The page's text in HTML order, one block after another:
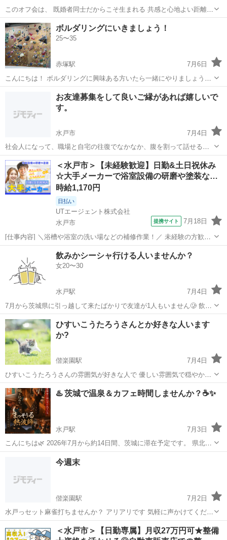
このオフ会は、 既婚者同士だからこそ生まれる 共感と心地よい距離感
を大切にしています。 家庭や仕事の話を、 無理に取り繕わず話せる相
手は意外と少ないもの。 同じ立場だからこそ、自然に会話が続きます
😊 会場...
茨城 水戸市 友達
ボルダリングにいきましょう！
25〜35
赤塚駅
7月6日
こんにちは！ ボルダリングに興味ある方いたら一緒にやりましょう！
性別関係なく初心者でも楽しめるスポーツです！ ちなみに、ここ数ヶ
月仕事が忙しく、全く登りに行ってないので、ほぼ初心者と同じレベ
ルです。笑 ただ、爪...
赤塚駅 その他 ボルダリング
お友達募集をして良いご縁があれば嬉しいで
す。
水戸市
7月4日
社会人になって、職場と自宅の往復でなかなか、腹を割って話せる人
がいなくて、こちらで募集しました！💕 連絡は、マメな方なので、出
来たら毎日、他愛の無い事から相談事まで、なんでも話せない関係が
築けたら、良いなと思います🤗...
茨城 水戸市 友達
＜水戸市＞【未経験歓迎】日勤&土日祝休み
☆大手メーカーで浴室設備の研磨や塗装な…
時給1,170円
日払い
UTエージェント株式会社
水戸市
提携サイト 7月18日
[仕事内容] ＼浴槽や浴室の洗い場などの補修作業！／ 未経験の方歓
迎！ 大手住宅設備メーカーで製品補修作業をお任せします♪ ＜具体的
には…＞ ◆補修箇所の指示があるので、その場所を補修します！ ①下
地作業 ・やすりを使っ...
飲みかシーシャ行ける人いませんか？
女20〜30
水戸駅
7月4日
7月から茨城県に引っ越して来たばかりで友達が1人もいません🥲 飲み
かシーシャ行ける方いませんか？ 私は26歳女です。お酒とシーシャ大
好きです！ 気軽にお問い合わせしてもらえたら嬉しいです(>_<)
茨城 水戸市 水戸駅 その他
ひすいこうたろうさんとか好きな人います
か?
偕楽園駅
7月4日
ひすいこうたろうさんの雰囲気が好きな人で 優しい雰囲気で穏やかな
人。 相手への気遣いや人の気持ちをくみ取る事の出来る人と友達にな
りたいです。 返信しやすいように自己紹介をお願いします🙇
茨城 水戸市 偕楽園駅
♨️ 茨城で温泉＆カフェ時間しませんか？☕️✨
水戸駅
7月3日
こんにちは🌿 2026年7月から約14日間、茨城に滞在予定です。 県北エ
リア（水戸・日立あたり）で、 温泉に行ったり、カフェでのんびりし
たりしながら ゆるっと過ごそうと思っています♨️☕️ 旅行は私の人生の
水戸駅
今週末
偕楽園駅
7月2日
水戸っセット麻雀打ちませんか？ アリアリです 気軽に声かけてくださ
い😀 場所は水戸ユートピアか希望があれば合わせます 土曜日18時ぐ
らいから予定です 日曜日は午前中から予定です 現在3名です
偕楽園駅 その他
＜水戸市＞【日勤専属】月収27万円可★整備